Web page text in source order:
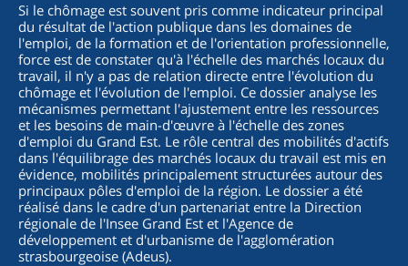
Si le chômage est souvent pris comme indicateur principal
du résultat de l'action publique dans les domaines de
l'emploi, de la formation et de l'orientation professionnelle,
force est de constater qu'à l'échelle des marchés locaux du
travail, il n'y a pas de relation directe entre l'évolution du
chômage et l'évolution de l'emploi. Ce dossier analyse les
mécanismes permettant l'ajustement entre les ressources
et les besoins de main-d'œuvre à l'échelle des zones
d'emploi du Grand Est. Le rôle central des mobilités d'actifs
dans l'équilibrage des marchés locaux du travail est mis en
évidence, mobilités principalement structurées autour des
principaux pôles d'emploi de la région. Le dossier a été
réalisé dans le cadre d'un partenariat entre la Direction
régionale de l'Insee Grand Est et l'Agence de
développement et d'urbanisme de l'agglomération
strasbourgeoise (Adeus).